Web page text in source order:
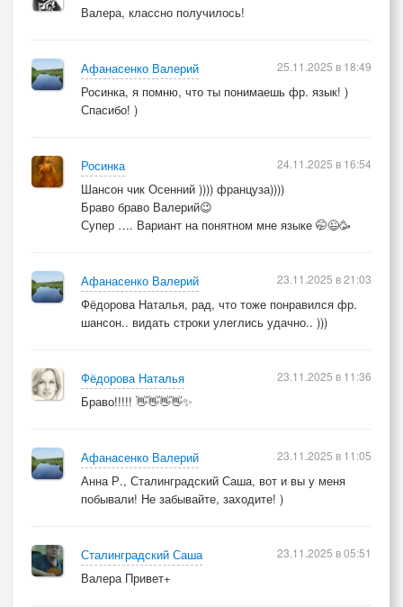
Ты хоть ветром вой.
Нас отплачут, пусть забудут,
Только звуки этой песни
Не возьмёшь с собой.
Валера, классно получилось!
Афанасенко Валерий
Росинка, я помню, что ты понимаешь фр. язык! )
Спасибо! )
25.11.2025 в 18:49
Росинка
Шансон чик Осенний )))) француза))))
Браво браво Валерий😉
Супер …. Вариант на понятном мне языке 🤭😉🥳
24.11.2025 в 16:54
Афанасенко Валерий
Фёдорова Наталья, рад, что тоже понравился фр.
шансон.. видать строки улеглись удачно.. )))
23.11.2025 в 21:03
Фёдорова Наталья
Браво!!!!! 👋👋👋👋✨
23.11.2025 в 11:36
Афанасенко Валерий
Анна Р., Сталинградский Саша, вот и вы у меня
побывали! Не забывайте, заходите! )
23.11.2025 в 11:05
Сталинградский Саша
Валера Привет+
23.11.2025 в 05:51